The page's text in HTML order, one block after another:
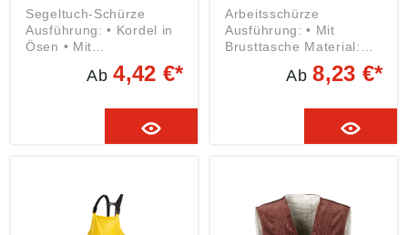
Segeltuch-Schürze
Ausführung: • Kordel in
Ösen • Mit
Bauchverstärkung • Aus
Segeltuch Material: 100
x 100 cm Farbe:
Helmut Feldtmann
GmbH, Zunftstr. 28,
Ab4,42 €*
Arbeitsschürze
Ausführung: • Mit
Brusttasche Material:
100 % Baumwolle, ca.
240 g/m² Größe: 100 cm
Produktsicherheitsveror
dnung ((EU) 2023/998):
Buchholz/Nordheide,
DE, info@feldtmann.de
Ab8,23 €*